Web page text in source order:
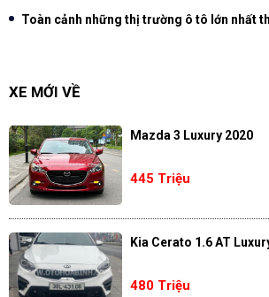
Toàn cảnh những thị trường ô tô lớn nhất
XE MỚI VỀ
Mazda 3 Luxury 2020
445 Triệu
Kia Cerato 1.6 AT
480 Triệu